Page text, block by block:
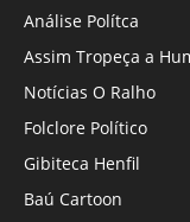
Análise Polítca
Assim Tropeça a
Notícias O Ralho
Folclore Político
Gibiteca Henfil
Baú Cartoon